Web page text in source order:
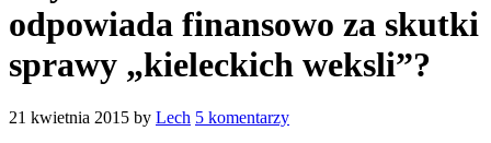
odpowiada finansowo za skutki
sprawy „kieleckich weksli”?
21 kwietnia 2015 by Lech 5 komentarzy